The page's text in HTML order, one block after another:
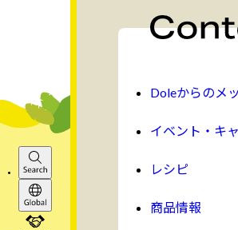
Search
Global
Doleからのメ
イベント・キ
レシピ
商品情報